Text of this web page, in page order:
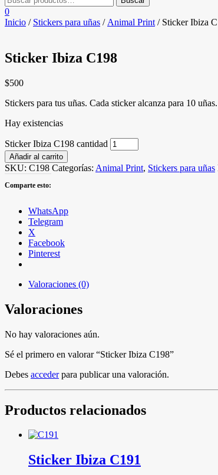
0
Inicio / Stickers para uñas / Animal Print / Sticker Ibiza
Sticker Ibiza C198
$500
Stickers para tus uñas. Cada sticker alcanza para 10
Hay existencias
Sticker Ibiza C198 cantidad
Añadir al carrito
SKU: C198 Categorías: Animal Print, Stickers para uñas
Comparte esto:
WhatsApp
Telegram
X
Facebook
Pinterest
Valoraciones (0)
Valoraciones
No hay valoraciones aún.
Sé el primero en valorar “Sticker Ibiza C198”
Debes accederpara publicar una valoración.
Productos relacionados
Sticker Ibiza C191